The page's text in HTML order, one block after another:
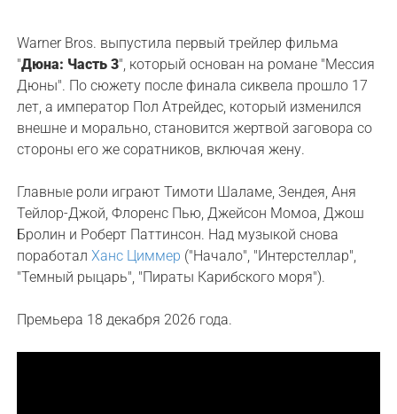
Warner Bros. выпустила первый трейлер фильма
"Дюна: Часть 3", который основан на романе "Мессия
Дюны". По сюжету после финала сиквела прошло 17
лет, а император Пол Атрейдес, который изменился
внешне и морально, становится жертвой заговора со
стороны его же соратников, включая жену.
Главные роли играют Тимоти Шаламе, Зендея, Аня
Тейлор-Джой, Флоренс Пью, Джейсон Момоа, Джош
Бролин и Роберт Паттинсон. Над музыкой снова
поработалХанс Циммер ("Начало", "Интерстеллар",
"Темный рыцарь", "Пираты Карибского моря").
Премьера 18 декабря 2026 года.